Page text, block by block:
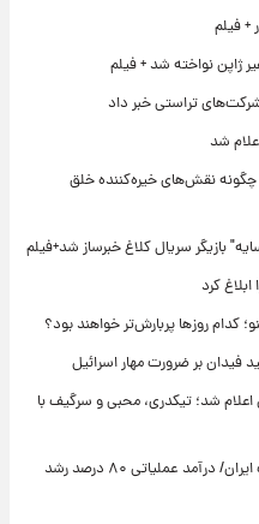
+ فیلم
ژاپن نواخته شد + فیلم
تراستی خبر داد
شد
نقش‌های خیره‌کننده خلق
بازیگر سریال کلاغ خبرساز شد+فیلم
کدام روزها پربارش‌تر خواهند بود؟
فیدان بر ضرورت مهار اسرائیل
شد؛ تیکدری، محبی و سرگیف با
تغییر مثبت در عملکرد مالی بانک صادرات ایران/ درآمد عملیاتی ۸۰ درصد رشد